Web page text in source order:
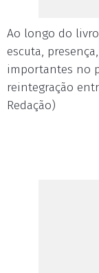
Ao longo do
escuta,
importantes no
reintegração
Redação)